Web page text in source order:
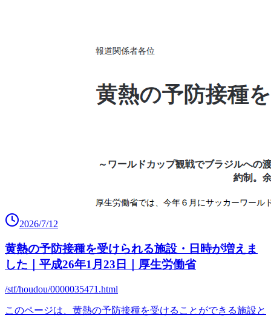
2026/7/12
黄熱の予防接種を受けられる施設・日時が増えま
した｜平成26年1月23日｜厚生労働省
/stf/houdou/0000035471.html
このページは、黄熱の予防接種を受けることができる施設と